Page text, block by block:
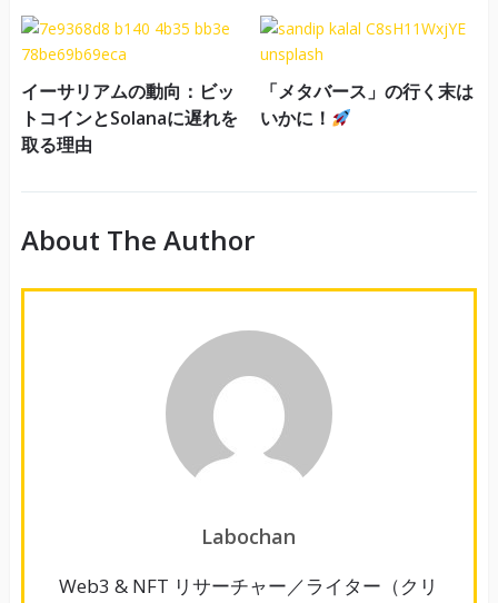
イーサリアムの動向：ビッ
トコインとSolanaに遅れを
取る理由
「メタバース」の行く末は
いかに！
About The Author
Labochan
Web3 & NFT リサーチャー／ライター（クリ